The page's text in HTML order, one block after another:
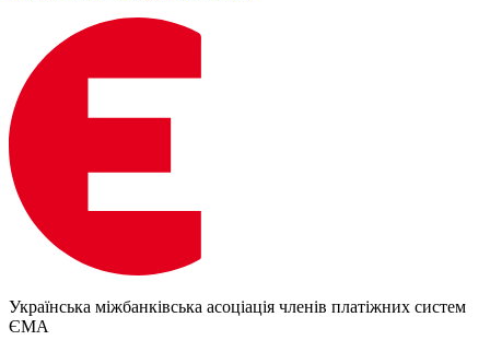
Українська міжбанківська асоціація членів платіжних систем
ЄМА